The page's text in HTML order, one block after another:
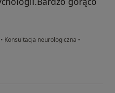
• Konsultacja neurologiczna •